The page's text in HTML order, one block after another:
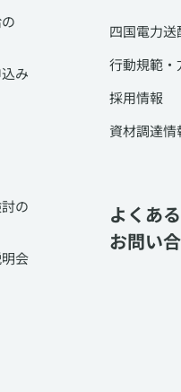
み
の
会
四国電力
行動規範・
採用情報
資材調達情
よくあ
お問い